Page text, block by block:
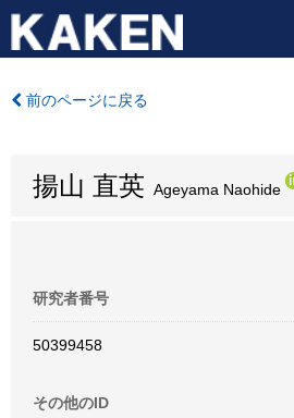
前のページに戻る
揚山 直英 Ageyama Naohide
研究者番号
50399458
その他のID